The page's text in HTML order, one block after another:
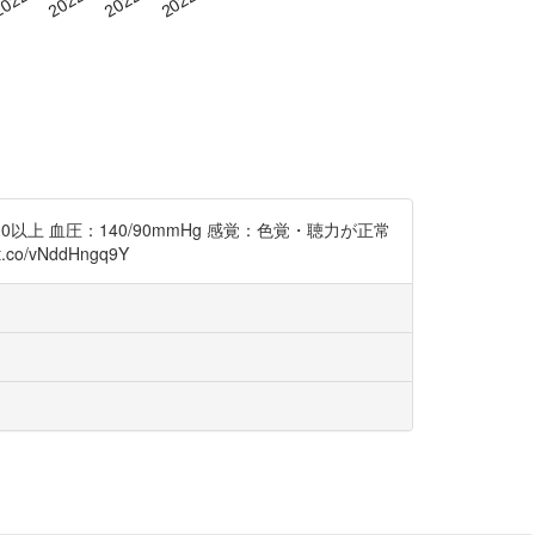
上 血圧：140/90mmHg 感覚：色覚・聴力が正常
vNddHngq9Y